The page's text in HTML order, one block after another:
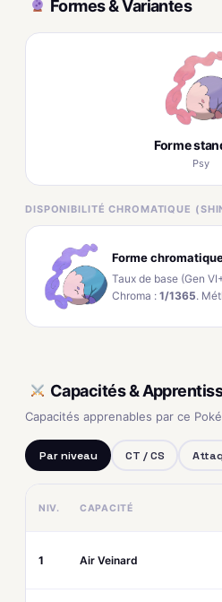
Formes & Variantes
Forme
Psy
DISPONIBILITÉ CHROMATIQUE
Forme
Taux de base (Gen
Chroma : 1/1365.
Capacités &
Capacités apprenables par ce
Par niveau CT / CS
NIV. CAPACITÉ
1 Air Veinard